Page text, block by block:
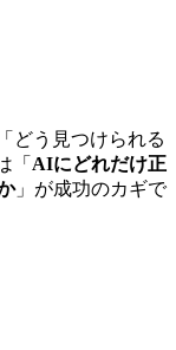
どう見つけられる
「 AIにどれだけ正
」が成功のカギで